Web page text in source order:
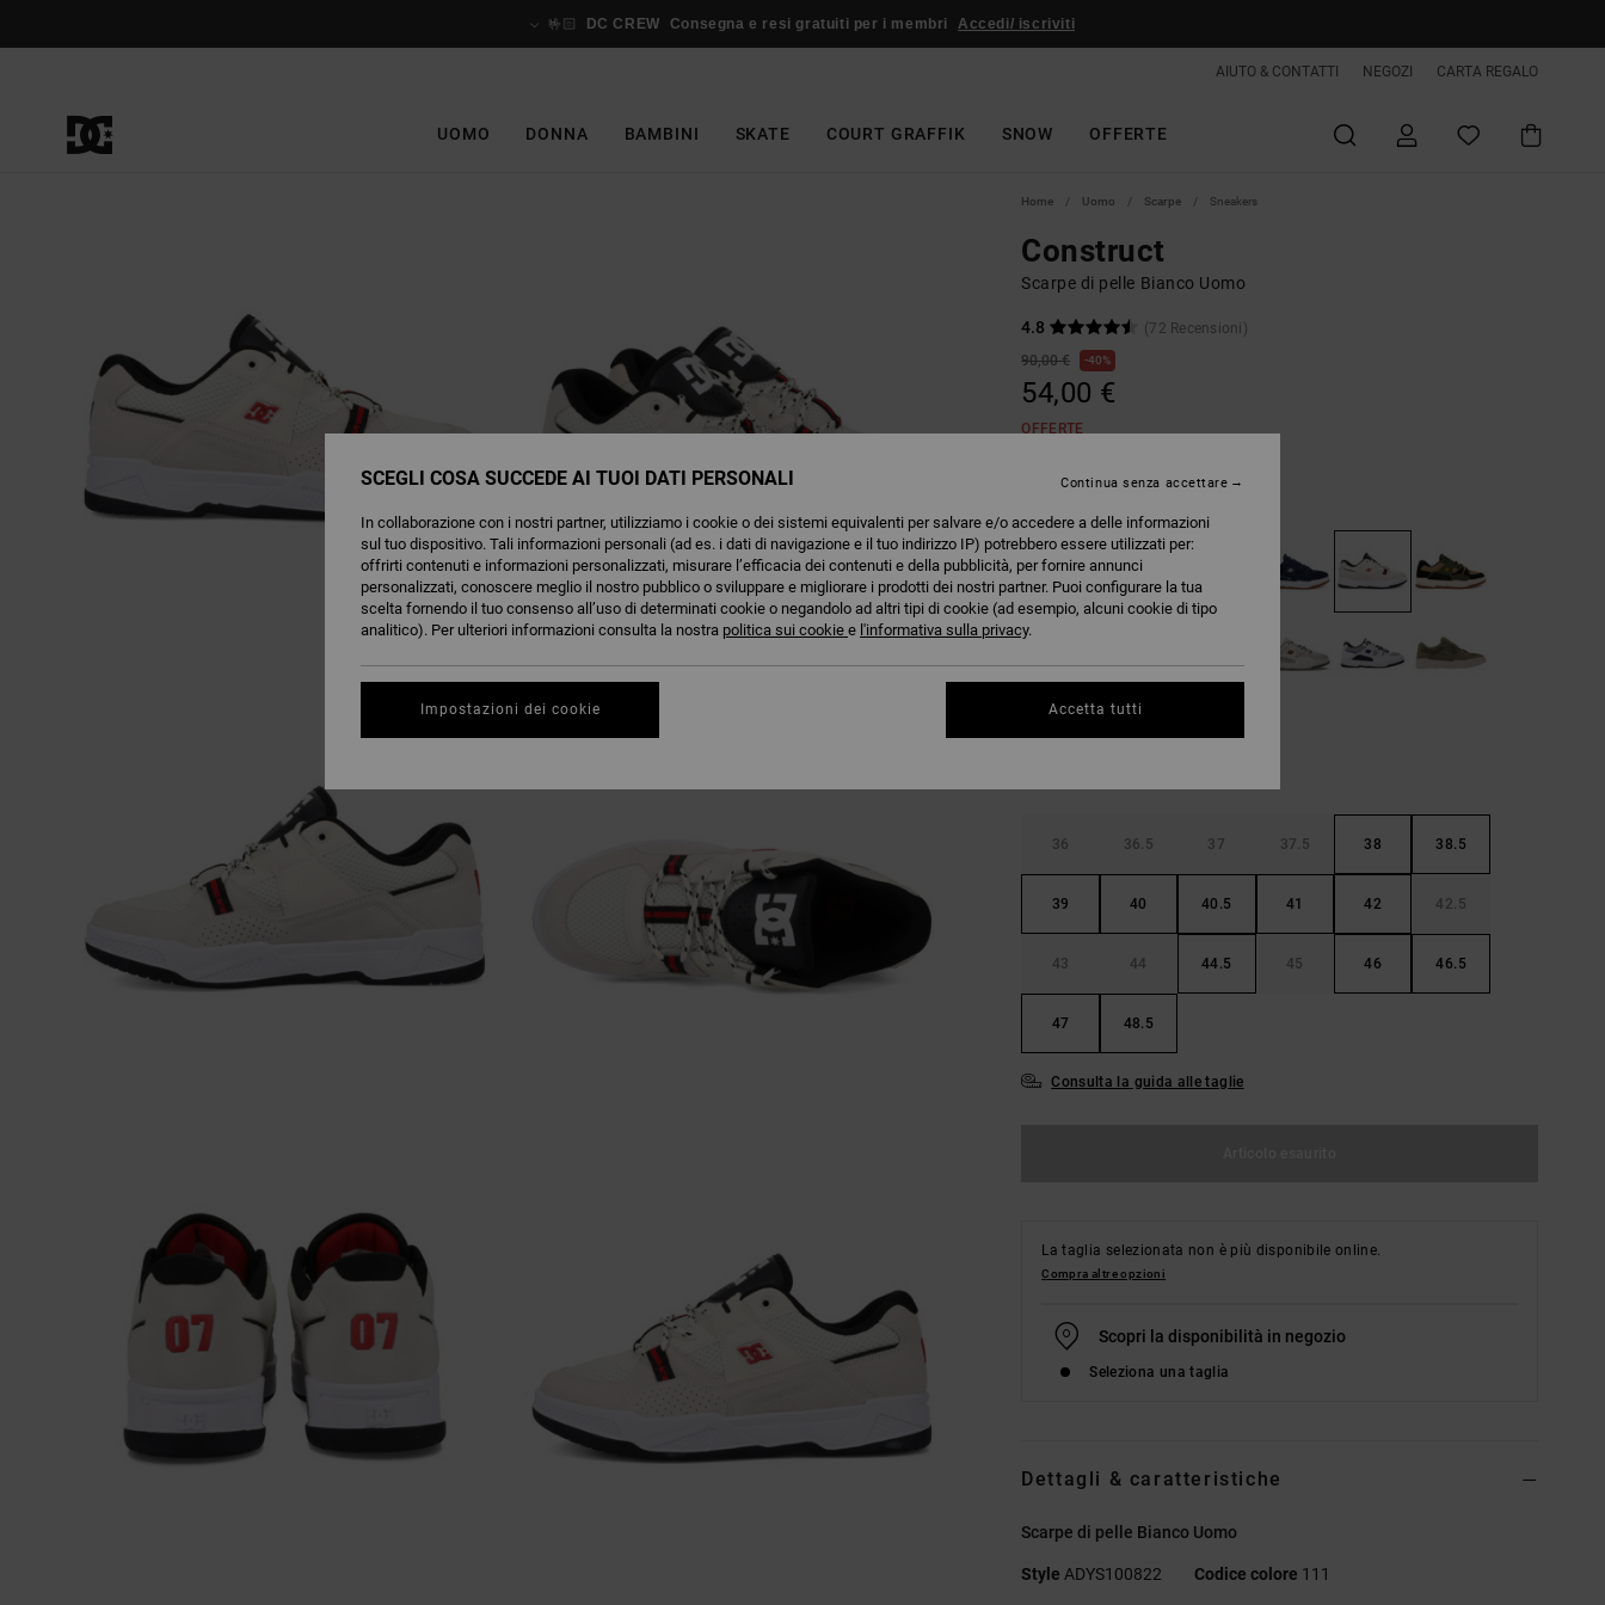
🤟🏻 DC CREW Consegna e resi gratuiti per i membri Accedi/ iscriviti
AIUTO & CONTATTI NEGOZI CARTA REGALO
UOMO DONNA BAMBINI SKATE COURT GRAFFIK SNOW OFFERTE
Home Uomo Scarpe Sneakers
Construct
Scarpe di pelle Bianco Uomo
4.8
(72 Recensioni)
90,00 €
40%
54,00 €
OFFERTE
36 36.5 37 37.5 38 38.5
39 40 40.5 41 42 42.5
43 44 44.5 45 46 46.5
47 48.5
Consulta la guida alle taglie
La taglia selezionata non è più disponibile online.
Compra altre opzioni
Scopri la disponibilità in negozio
Seleziona una taglia
Dettagli & caratteristiche
Scarpe di pelle Bianco Uomo
Style ADYS100822 Codice colore 111
SCEGLI COSA SUCCEDE AI TUOI DATI PERSONALI
In collaborazione con i nostri partner, utilizziamo i cookie o dei sistemi equivalenti per salvare e/o accedere a delle informazioni
sul tuo dispositivo. Tali informazioni personali (ad es. i dati di navigazione e il tuo indirizzo IP) potrebbero essere utilizzati per:
offrirti contenuti e informazioni personalizzati, misurare l’efficacia dei contenuti e della pubblicità, per fornire annunci
personalizzati, conoscere meglio il nostro pubblico o sviluppare e migliorare i prodotti dei nostri partner. Puoi configurare la tua
scelta fornendo il tuo consenso all’uso di determinati cookie o negandolo ad altri tipi di cookie (ad esempio, alcuni cookie di tipo
analitico). Per ulteriori informazioni consulta la nostra politica sui cookie e l'informativa sulla privacy.
Impostazioni dei cookie
Continua senza accettare
Accetta tutti